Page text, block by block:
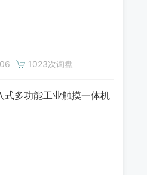
1023次询盘
式多功能工业触摸一体机